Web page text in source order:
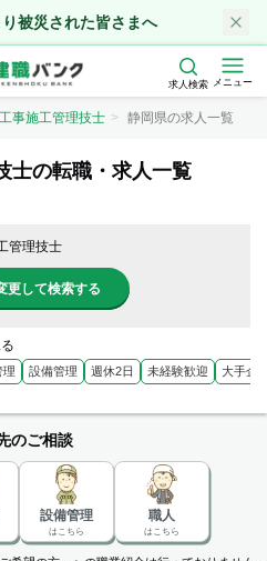
被災された皆さまへ
求人検索 メニュー
事施工管理技士 静岡県の求人一覧
士の転職・求人一覧
管理技士
更して検索する
理 設備管理 週休2日 未経験歓迎 大手企
のご相談
設備管理
はこちら
職人
はこちら